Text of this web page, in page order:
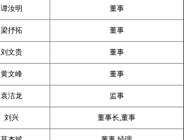
谭汝明 董事
梁抒拓 董事
刘文贵 董事
黄文峰 董事
袁洁龙 监事
刘兴 董事长,董事